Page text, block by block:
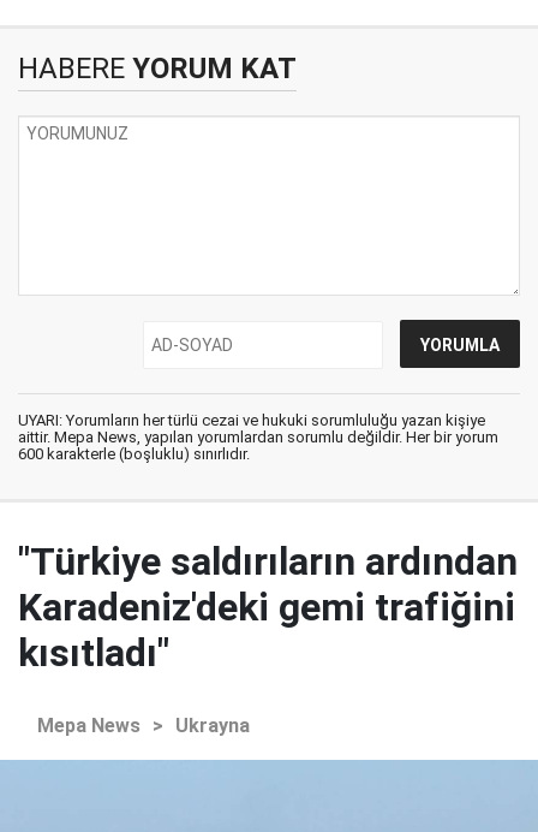
HABERE YORUM KAT
UYARI: Yorumların her türlü cezai ve hukuki sorumluluğu yazan kişiye
aittir. Mepa News, yapılan yorumlardan sorumlu değildir. Her bir yorum
600 karakterle (boşluklu) sınırlıdır.
"Türkiye saldırıların ardından
Karadeniz'deki gemi trafiğini
kısıtladı"
Mepa News > Ukrayna